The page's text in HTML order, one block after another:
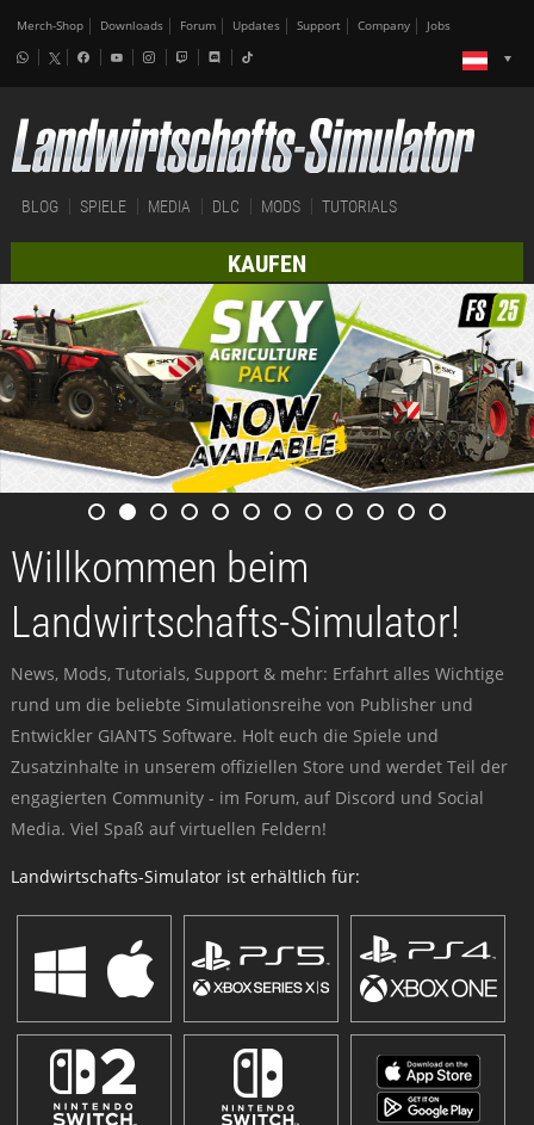
Merch-Shop Downloads Forum Updates Support Company Jobs
BLOG SPIELE MEDIA DLC MODS TUTORIALS
KAUFEN
Willkommen beim
Landwirtschafts-Simulator!
News, Mods, Tutorials, Support & mehr: Erfahrt alles Wichtige
rund um die beliebte Simulationsreihe von Publisher und
Entwickler GIANTS Software. Holt euch die Spiele und
Zusatzinhalte in unserem offiziellen Store und werdet Teil der
engagierten Community - im Forum, auf Discord und Social
Media. Viel Spaß auf virtuellen Feldern!
Landwirtschafts-Simulator ist erhältlich für: